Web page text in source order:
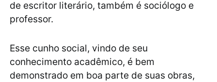
de escritor literário, também é sociólogo e
professor.
Esse cunho social, vindo de seu
conhecimento acadêmico, é bem
demonstrado em boa parte de suas obras,